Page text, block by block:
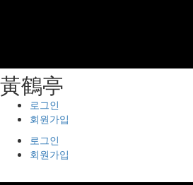
⿈鶴亭
로그인
회원가입
로그인
회원가입